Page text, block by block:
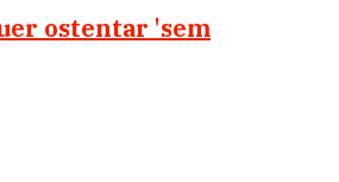
ostentar 'sem